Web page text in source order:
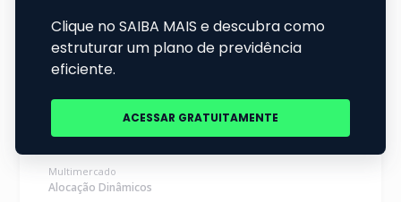
Stefano Del Papa
Gustavo De Alencar Cardoso
Flavio Yukio Ogochi
Ernesto Luiz Dos Santos Pinheiro
PL
R$ 3,06 bi
Cotistas
Multimercado
Alocação Dinâmicos